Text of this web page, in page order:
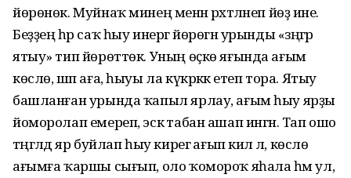
йөрөнөк. Муйнаҡ минең менән рәхәтләнеп йөҙә ине.
Беҙҙең һәр саҡ һыу инергә йөрөгән урынды «зәңгәр
ятыу» тип йөрөттөк. Уның өҫкө яғында ағым
көслө, шәп аға, һыуы ла күкрәккә етеп тора. Ятыу
башланған урында ҡапыл ярлау, ағым һыу ярҙы
йоморолап емереп, эскә табан ашап ингән. Тап ошо
тәңгәлдә яр буйлап һыу кирегә ағып килә лә, көслө
ағымға ҡаршы сығып, оло ҡомороҡ яһала һәм ул,